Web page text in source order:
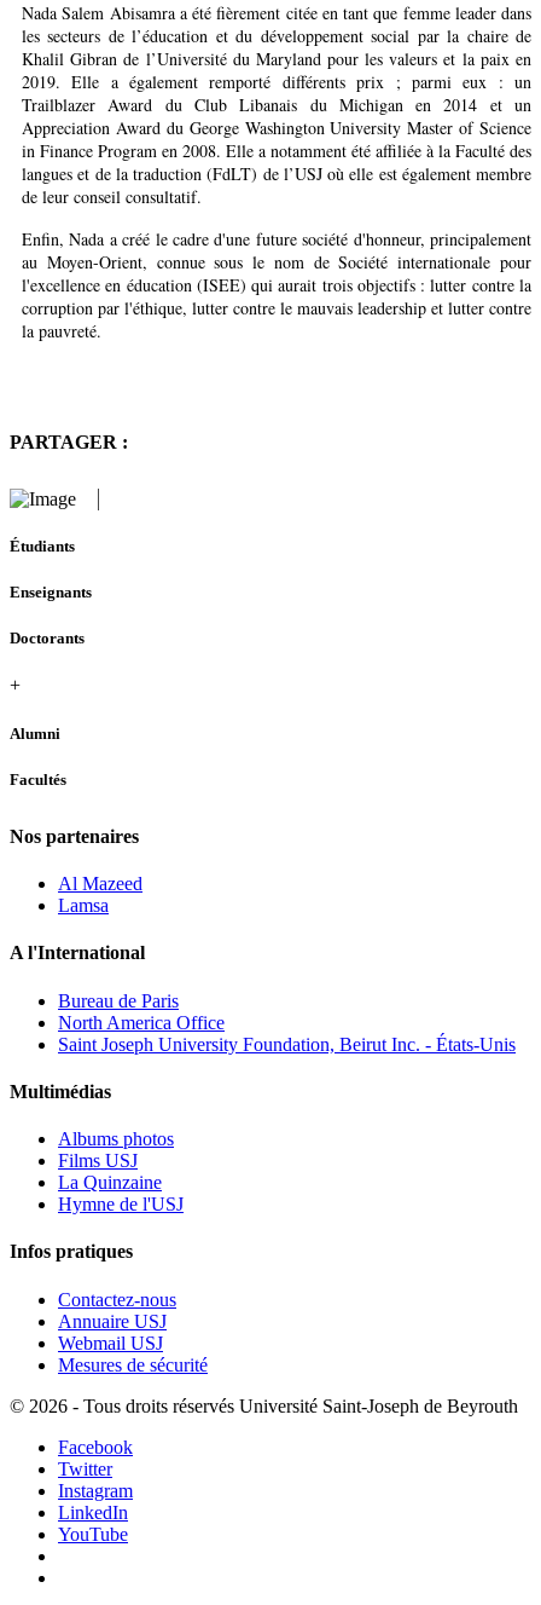
Nada Salem Abisamra a été fièrement citée en tant que femme leader dans
les secteurs de l’éducation et du développement social par la chaire de
Khalil Gibran de l’Université du Maryland pour les valeurs et la paix en
2019. Elle a également remporté différents prix ; parmi eux : un
Trailblazer Award du Club Libanais du Michigan en 2014 et un
Appreciation Award du George Washington University Master of Science
in Finance Program en 2008. Elle a notamment été affiliée à la Faculté des
langues et de la traduction (FdLT) de l’USJ où elle est également membre
de leur conseil consultatif.
Enfin, Nada a créé le cadre d'une future société d'honneur, principalement
au Moyen-Orient, connue sous le nom de Société internationale pour
l'excellence en éducation (ISEE) qui aurait trois objectifs : lutter contre la
corruption par l'éthique, lutter contre le mauvais leadership et lutter contre
la pauvreté.
PARTAGER :
Étudiants
Enseignants
Doctorants
+
Alumni
Facultés
Nos partenaires
Al Mazeed
Lamsa
A l'International
Bureau de Paris
North America Office
Saint Joseph University Foundation, Beirut Inc. - États-Unis
Multimédias
Albums photos
Films USJ
La Quinzaine
Hymne de l'USJ
Infos pratiques
Contactez-nous
Annuaire USJ
Webmail USJ
Mesures de sécurité
© 2026 - Tous droits réservés Université Saint-Joseph de Beyrouth
Facebook
Twitter
Instagram
LinkedIn
YouTube